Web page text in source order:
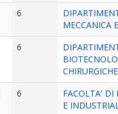
6
MECCANICA
6
CHIRURGICHE
6
FACOLTA' DI
E